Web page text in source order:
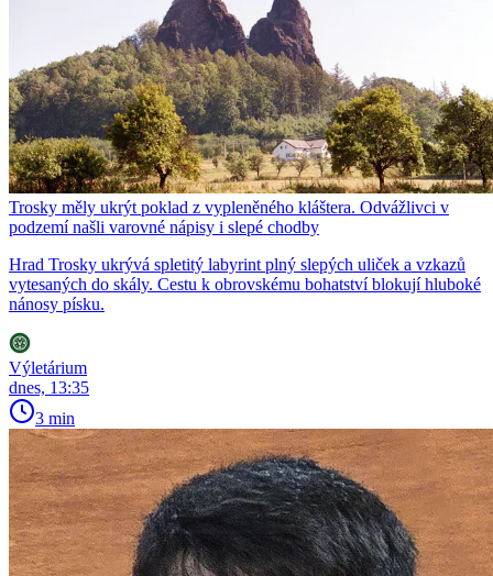
Trosky měly ukrýt poklad z vypleněného kláštera. Odvážlivci v
podzemí našli varovné nápisy i slepé chodby
Hrad Trosky ukrývá spletitý labyrint plný slepých uliček a vzkazů
vytesaných do skály. Cestu k obrovskému bohatství blokují hluboké
nánosy písku.
Výletárium
dnes, 13:35
3 min